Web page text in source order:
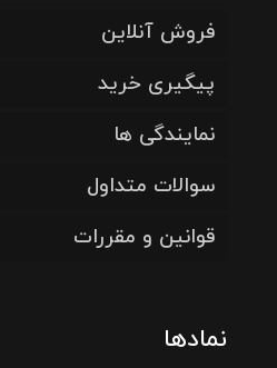
فروش آنلاین
پیگیری خرید
نمایندگی ها
سوالات متداول
قوانین و مقررات
نمادها